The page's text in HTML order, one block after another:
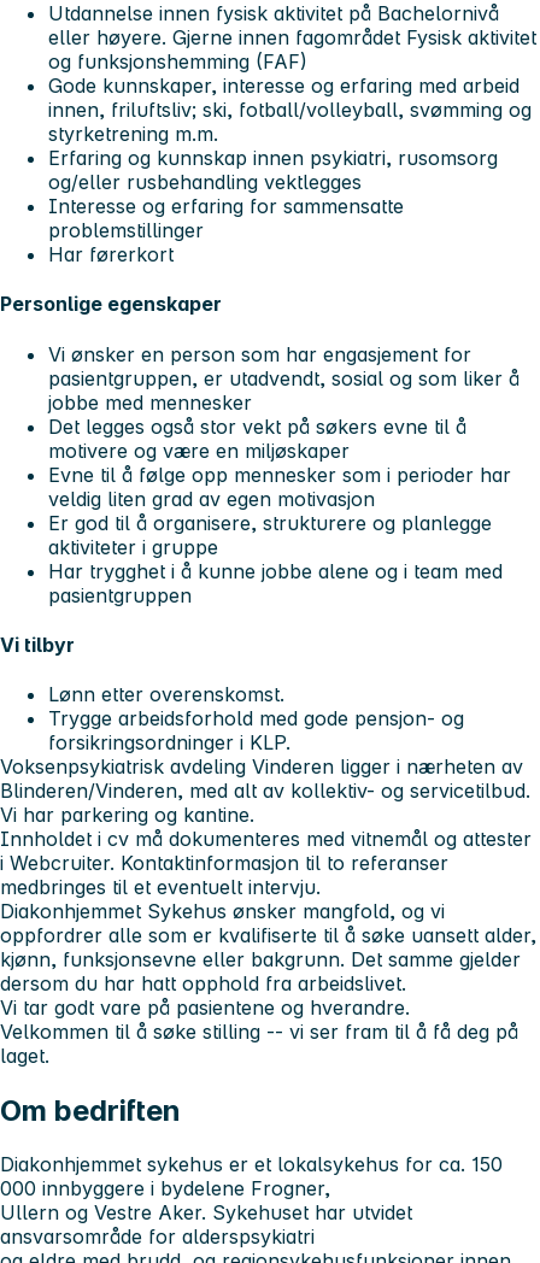
Utdannelse innen fysisk aktivitet på Bachelornivå
eller høyere. Gjerne innen fagområdet Fysisk aktivitet
og funksjonshemming (FAF)
Gode kunnskaper, interesse og erfaring med arbeid
innen, friluftsliv; ski, fotball/volleyball, svømming og
styrketrening m.m.
Erfaring og kunnskap innen psykiatri, rusomsorg
og/eller rusbehandling vektlegges
Interesse og erfaring for sammensatte
problemstillinger
Har førerkort
Personlige egenskaper
Vi ønsker en person som har engasjement for
pasientgruppen, er utadvendt, sosial og som liker å
jobbe med mennesker
Det legges også stor vekt på søkers evne til å
motivere og være en miljøskaper
Evne til å følge opp mennesker som i perioder har
veldig liten grad av egen motivasjon
Er god til å organisere, strukturere og planlegge
aktiviteter i gruppe
Har trygghet i å kunne jobbe alene og i team med
pasientgruppen
Vi tilbyr
Lønn etter overenskomst.
Trygge arbeidsforhold med gode pensjon- og
forsikringsordninger i KLP.
Voksenpsykiatrisk avdeling Vinderen ligger i nærheten av
Blinderen/Vinderen, med alt av kollektiv- og servicetilbud.
Vi har parkering og kantine.
Innholdet i cv må dokumenteres med vitnemål og attester
i Webcruiter. Kontaktinformasjon til to referanser
medbringes til et eventuelt intervju.
Diakonhjemmet Sykehus ønsker mangfold, og vi
oppfordrer alle som er kvalifiserte til å søke uansett alder,
kjønn, funksjonsevne eller bakgrunn. Det samme gjelder
dersom du har hatt opphold fra arbeidslivet.
Vi tar godt vare på pasientene og hverandre.
Velkommen til å søke stilling -- vi ser fram til å få deg på
laget.
Om bedriften
Diakonhjemmet sykehus er et lokalsykehus for ca. 150
000 innbyggere i bydelene Frogner,
Ullern og Vestre Aker. Sykehuset har utvidet
ansvarsområde for alderspsykiatri